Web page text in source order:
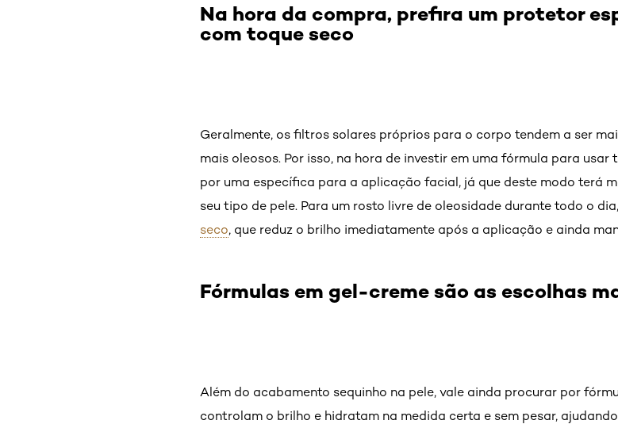
Na hora da compra, prefira um protetor
com toque seco
Geralmente, os filtros solares próprios para o corpo tendem a ser
mais oleosos. Por isso, na hora de investir em uma fórmula para
por uma específica para a aplicação facial, já que deste modo terá
seu tipo de pele. Para um rosto livre de oleosidade durante todo o
seco, que reduz o brilho imediatamente após a aplicação e ainda
Fórmulas em gel-creme são as escolhas
Além do acabamento sequinho na pele, vale ainda procurar por
controlam o brilho e hidratam na medida certa e sem pesar,